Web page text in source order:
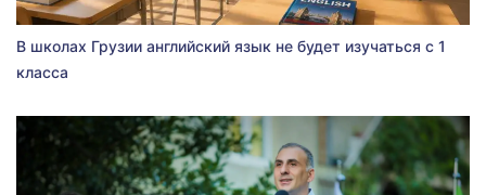
В школах Грузии английский язык не будет изучаться с 1
класса